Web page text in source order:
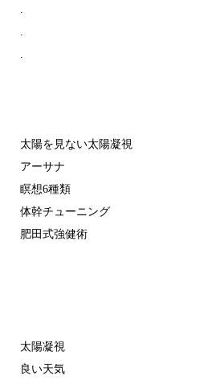
.
.
.
太陽を見ない太陽凝視
アーサナ
瞑想6種類
体幹チューニング
肥田式強健術
太陽凝視
良い天気